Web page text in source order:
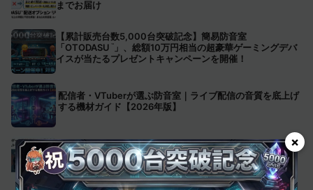
までお届け
【累計販売台数5,000台突破記念】簡易防音室
「OTODASU
™
」、総額10万円相当の超豪華ゲーミングデバ
イスが当たるプレゼントキャンペーンを開催！
配信者・VTuberが選ぶ防音室｜ライブ配信の音質を底上げ
する機材ガイド【2026年版】
夜中のゲームで「うるさい」と言われた人へ｜家族・隣人ト
ラブルを解決する防音対策【2026年版】
×